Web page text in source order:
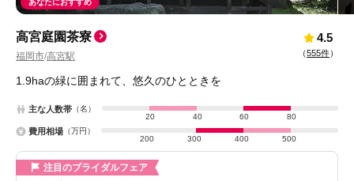
あなたにおすすめ
高宮庭園茶寮
福岡市/高宮駅
4.5
（555件）
1.9haの緑に囲まれて、悠久のひとときを
主な人数帯 （名）
20
40 60 80
費用相場 （万円）
200
300 400 500
注目のブライダルフェア